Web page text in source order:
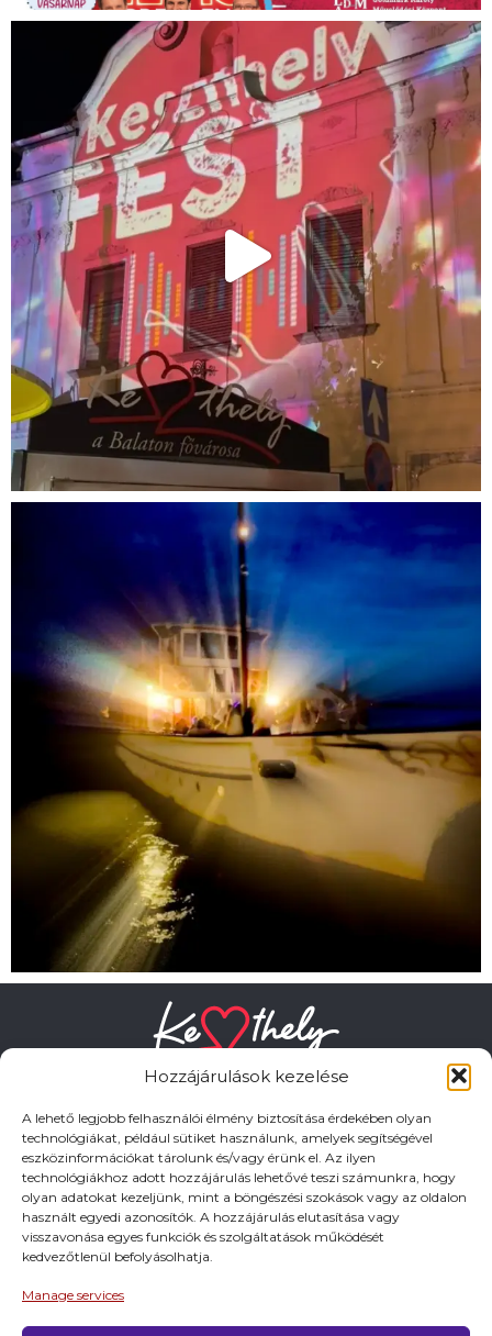
Hozzájárulások kezelése
A lehető legjobb felhasználói élmény biztosítása érdekében olyan
technológiákat, például sütiket használunk, amelyek segítségével
eszközinformációkat tárolunk és/vagy érünk el. Az ilyen
technológiákhoz adott hozzájárulás lehetővé teszi számunkra, hogy
olyan adatokat kezeljünk, mint a böngészési szokások vagy az oldalon
használt egyedi azonosítók. A hozzájárulás elutasítása vagy
visszavonása egyes funkciók és szolgáltatások működését
kedvezőtlenül befolyásolhatja.
Manage services
HASZNOS LINKEK
Adatkezelési tájékoztató
Impresszum